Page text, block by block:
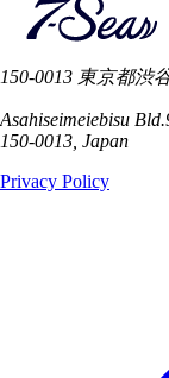
150-0013 東京都渋
Asahiseimeiebisu
150-0013, Japan
Privacy Policy